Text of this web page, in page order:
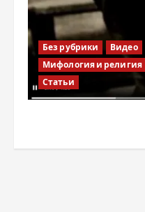
Без рубрики Видео
Мифология и религия
Статьи